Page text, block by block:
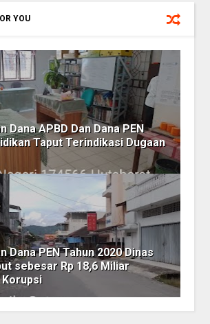
YOU
Dana APBD Dan Dana PEN
Taput Terindikasi Dugaan
Dana PEN Tahun 2020 Dinas
sebesar Rp 18,6 Miliar